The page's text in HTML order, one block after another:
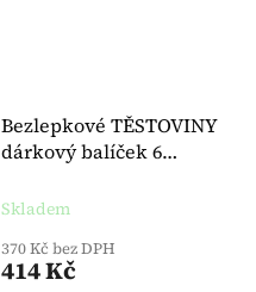
Bezlepkové TĚSTOVINY
dárkový balíček 6
Skladem
370 Kč bez DPH
414 Kč